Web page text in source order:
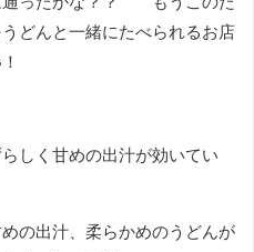
どんと一緒にたべられるお店
しく甘めの出汁が効いてい
の出汁、柔らかめのうどんが